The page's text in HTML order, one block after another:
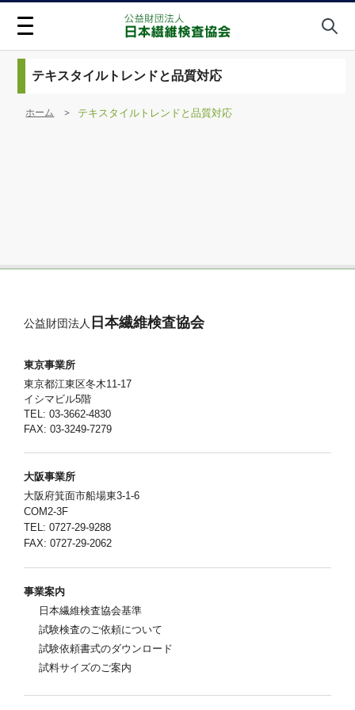
テキスタイルトレンドと品質対応
ホーム テキスタイルトレンドと品質対応
公益財団法人 日本繊維検査協会
東京事業所
東京都江東区冬木11-17
イシマビル5階
TEL: 03-3662-4830
FAX: 03-3249-7279
大阪事業所
大阪府箕面市船場東3-1-6
COM2-3F
TEL: 0727-29-9288
FAX: 0727-29-2062
事業案内
日本繊維検査協会基準
試験検査のご依頼について
試験依頼書式のダウンロード
試料サイズのご案内